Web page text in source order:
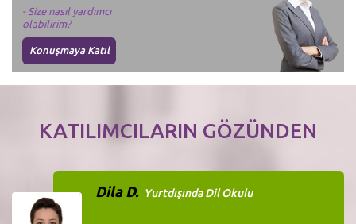
- Size nasıl yardımcı
olabilirim?
Konuşmaya Katıl
KATILIMCILARIN GÖZÜNDEN
Dila D. Yurtdışında Dil Okulu